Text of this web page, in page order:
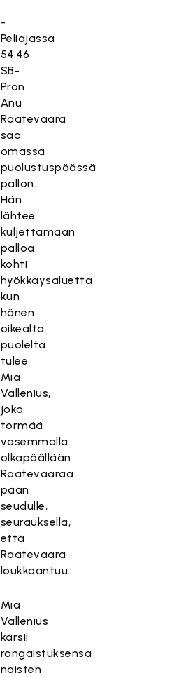
-
Peliajassa
54.46
SB-
Pron
Anu
Raatevaara
saa
omassa
puolustuspäässä
pallon.
Hän
lähtee
kuljettamaan
palloa
kohti
hyökkäysaluetta
kun
hänen
oikealta
puolelta
tulee
Mia
Vallenius,
joka
törmää
vasemmalla
olkapäällään
Raatevaaraa
pään
seudulle,
seurauksella,
että
Raatevaara
loukkaantuu.
Mia
Vallenius
kärsii
rangaistuksensa
naisten